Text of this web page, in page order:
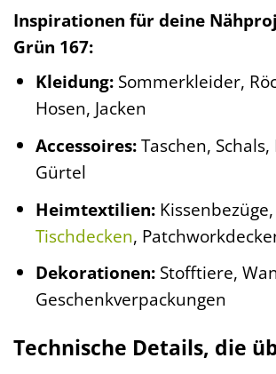
Inspirationen für deine
Grün 167:
Kleidung:Sommerkleider,
Hosen, Jacken
Accessoires:Taschen,
Gürtel
Heimtextilien:
Tischdecken,
Dekorationen:Stofftiere,
Geschenkverpackungen
Technische Details, die